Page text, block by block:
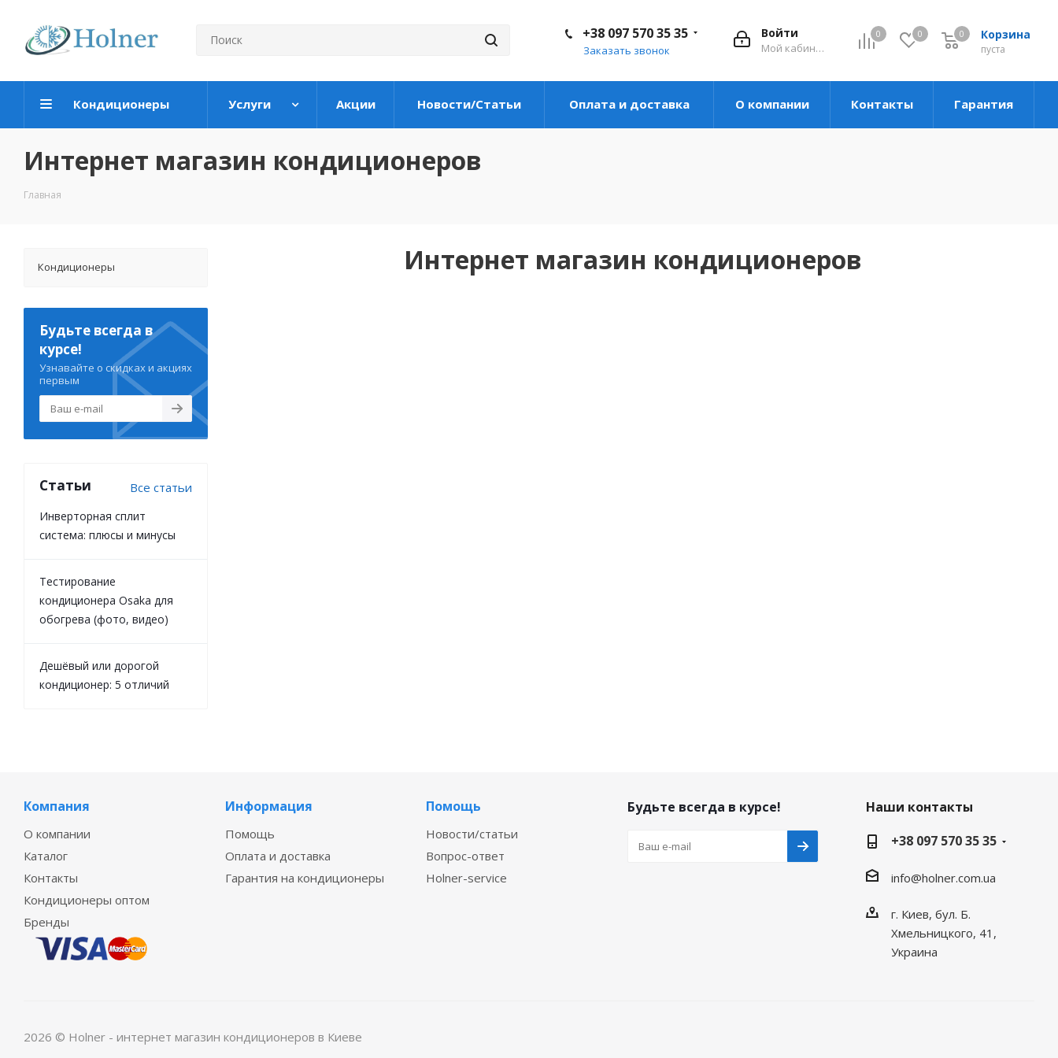
0 0 Корзина
пуста
0
Войти
Мой кабинет
+38 097 570 35 35
Заказать звонок
Кондиционеры Услуги Акции Новости/Статьи Оплата и доставка О компании Контакты Гарантия
Интернет магазин кондиционеров
Главная
Интернет магазин кондиционеров
Кондиционеры
Будьте всегда в
курсе!
Узнавайте о скидках и акциях
первым
Статьи Все статьи
Инверторная сплит
система: плюсы и минусы
Тестирование
кондиционера Osaka для
обогрева (фото, видео)
Дешёвый или дорогой
кондиционер: 5 отличий
Компания
О компании
Каталог
Контакты
Кондиционеры оптом
Бренды
Информация
Помощь
Оплата и доставка
Гарантия на кондиционеры
Помощь
Новости/статьи
Вопрос-ответ
Holner-service
Будьте всегда в курсе!
Наши контакты
+38 097 570 35 35
info@holner.com.ua
г. Киев, бул. Б.
Хмельницкого, 41,
Украина
2026 © Holner - интернет магазин кондиционеров в Киеве